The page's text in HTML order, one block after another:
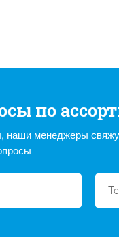
по
наши менеджеры